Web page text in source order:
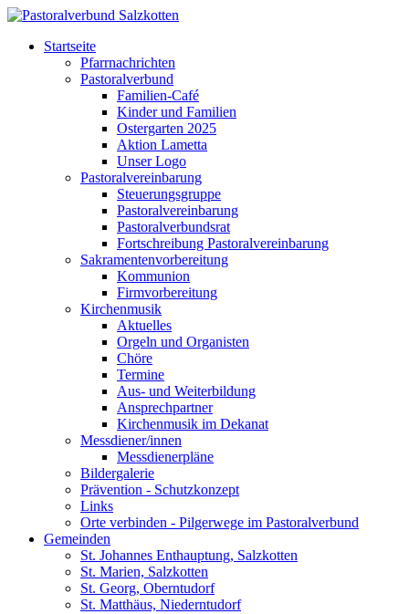
Startseite
Pfarrnachrichten
Pastoralverbund
Familien-Café
Kinder und Familien
Ostergarten 2025
Aktion Lametta
Unser Logo
Pastoralvereinbarung
Steuerungsgruppe
Pastoralvereinbarung
Pastoralverbundsrat
Fortschreibung Pastoralvereinbarung
Sakramentenvorbereitung
Kommunion
Firmvorbereitung
Kirchenmusik
Aktuelles
Orgeln und Organisten
Chöre
Termine
Aus- und Weiterbildung
Ansprechpartner
Kirchenmusik im Dekanat
Messdiener/innen
Messdienerpläne
Bildergalerie
Prävention - Schutzkonzept
Links
Orte verbinden - Pilgerwege im Pastoralverbund
Gemeinden
St. Johannes Enthauptung, Salzkotten
St. Marien, Salzkotten
St. Georg, Oberntudorf
St. Matthäus, Niederntudorf